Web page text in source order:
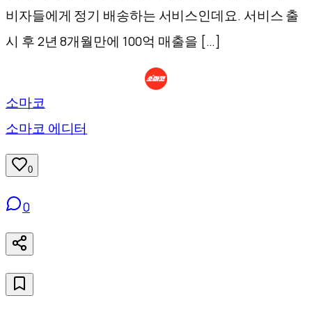
비자들에게 정기 배송하는 서비스인데요. 서비스 출
시 후 2년 8개월만에 100억 매출을 […]
소마코
소마코 에디터
0
0